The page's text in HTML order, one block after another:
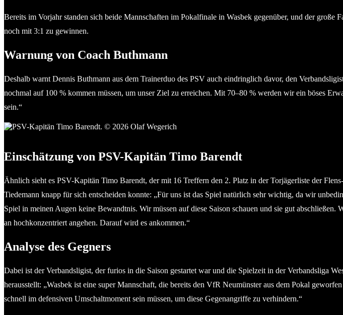
Bereits im Vorjahr standen sich beide Mannschaften im Pokalfinale in Wasbek gegenüber, und der
noch mit 3:1 zu gewinnen.
Warnung von Coach Buthmann
Deshalb warnt Dennis Buthmann aus dem Trainerduo des PSV auch eindringlich davor, den
nochmal auf 100 % kommen müssen, um unser Ziel zu erreichen. Mit 70–80 % werden wir ein böses
sein.“
Einschätzung von PSV-Kapitän Timo Barendt
Ähnlich sieht es PSV-Kapitän Timo Barendt, der mit 16 Treffern den 2. Platz in der Torjägerliste der
Tiedemann knapp für sich entscheiden konnte: „Für uns ist das Spiel natürlich sehr wichtig, da wir
Spiel in meinen Augen keine Bewandtnis. Wir müssen auf diese Saison schauen und sie gut
an hochkonzentriert angehen. Darauf wird es ankommen.“
Analyse des Gegners
Dabei ist der Verbandsligist, der furios in die Saison gestartet war und die Spielzeit in der Verbandsliga
herausstellt: „Wasbek ist eine super Mannschaft, die bereits den VfR Neumünster aus dem Pokal
schnell im defensiven Umschaltmoment sein müssen, um diese Gegenangriffe zu verhindern.“